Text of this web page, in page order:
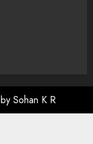
by Sohan K R